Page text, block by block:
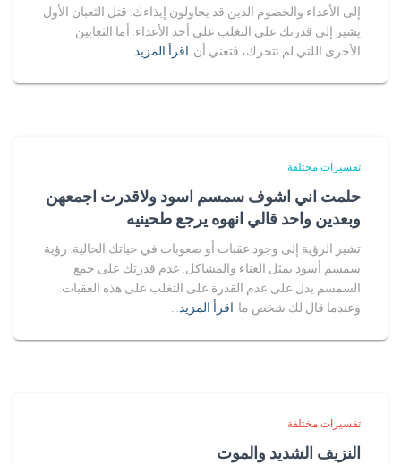
إلى الأعداء والخصوم الذين قد يحاولون إيذاءك. قتل الثعبان الأول
يشير إلى قدرتك على التغلب على أحد الأعداء. أما الثعابين
الأخرى اللتي لم تتحرك، فتعني أن اقرأ المزيد…
تفسيرات مختلفة
حلمت اني اشوف سمسم اسود ولاقدرت اجمعهن
وبعدين واحد قالي انهوه يرجع طحينيه
تشير الرؤية إلى وجود عقبات أو صعوبات في حياتك الحالية. رؤية
سمسم أسود يمثل العناء والمشاكل. عدم قدرتك على جمع
السمسم يدل على عدم القدرة على التغلب على هذه العقبات.
وعندما قال لك شخص ما اقرأ المزيد…
تفسيرات مختلفة
النزيف الشديد والموت